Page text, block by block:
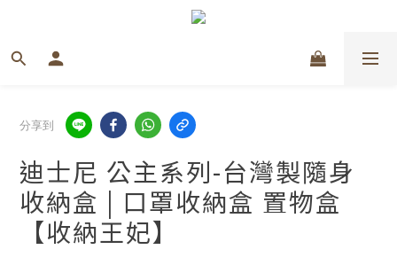
分享到
迪士尼 公主系列-台灣製隨身
收納盒 | 口罩收納盒 置物盒
【收納王妃】